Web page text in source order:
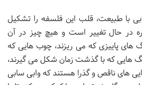
با طبیعت، قلب این فلسفه را تشکیل
در حال تغییر است و هیچ چیز در آن
پاییزی که می ریزند، چوب هایی که
هایی که با گذشت زمان شکل می گیرند،
های ناقص و گذرا هستند که وابی سابی